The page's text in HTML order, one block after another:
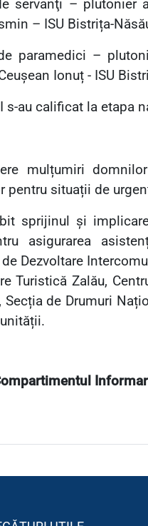
servanţi – plutonier
– ISU Bistrița-
paramedici –
Ionuț - ISU
s-au calificat la etapa
mulțumiri
pentru situații de
sprijinul și
asigurarea
Dezvoltare
Turistică Zalău,
Secția de Drumuri